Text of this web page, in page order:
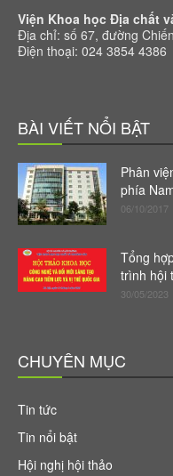
Viện Khoa học Địa chất
Địa chỉ: số 67, đường
Điện thoại: 024 3854 4386
BÀI VIẾT NỔI BẬT
Phân
phía
06/10/2017
Tổng
trình hội
30/05/2023
CHUYÊN MỤC
Tin tức
Tin nổi bật
Hội nghị hội thảo